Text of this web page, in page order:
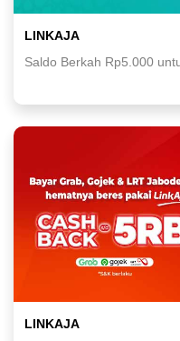
LINKAJA
Saldo Berkah Rp5.000
LINKAJA